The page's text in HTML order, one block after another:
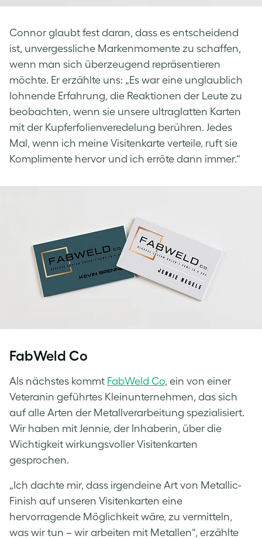
Connor glaubt fest daran, dass es entscheidend
ist, unvergessliche Markenmomente zu schaffen,
wenn man sich überzeugend repräsentieren
möchte. Er erzählte uns: „Es war eine unglaublich
lohnende Erfahrung, die Reaktionen der Leute zu
beobachten, wenn sie unsere ultraglatten Karten
mit der Kupferfolienveredelung berühren. Jedes
Mal, wenn ich meine Visitenkarte verteile, ruft sie
Komplimente hervor und ich erröte dann immer.“
FabWeld Co
Als nächstes kommt FabWeld Co, ein von einer
Veteranin geführtes Kleinunternehmen, das sich
auf alle Arten der Metallverarbeitung spezialisiert.
Wir haben mit Jennie, der Inhaberin, über die
Wichtigkeit wirkungsvoller Visitenkarten
gesprochen.
„Ich dachte mir, dass irgendeine Art von Metallic-
Finish auf unseren Visitenkarten eine
hervorragende Möglichkeit wäre, zu vermitteln,
was wir tun – wir arbeiten mit Metallen“, erzählte